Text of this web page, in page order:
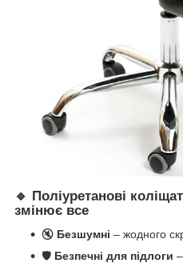
🔹 Поліуретанові
змінює все
🔇 Безшумні – жодного
🛡 Безпечні для підлоги